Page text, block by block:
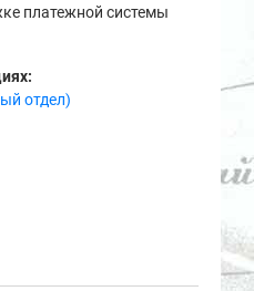
платежной системы
отдел)